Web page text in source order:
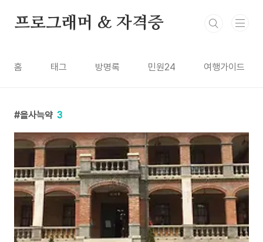
프로그래머 & 자격증
홈 태그 방명록 민원24 여행가이드
을사늑약 3